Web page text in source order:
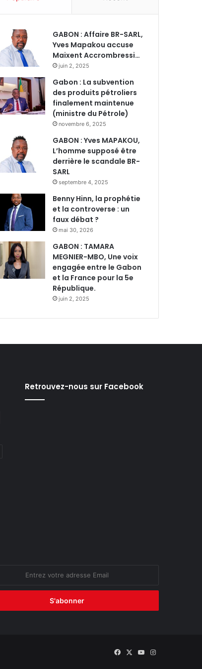
GABON : Affaire BR-SARL,
Yves Mapakou accuse
Maixent Accrombressi…
juin 2, 2025
Gabon : La subvention
des produits pétroliers
finalement maintenue
(ministre du Pétrole)
novembre 6, 2025
GABON : Yves MAPAKOU,
L’homme supposé être
derrière le scandale BR-
SARL
septembre 4, 2025
Benny Hinn, la prophétie
et la controverse : un
faux débat ?
mai 30, 2026
GABON : TAMARA
MEGNIER-MBO, Une voix
engagée entre le Gabon
et la France pour la 5e
République.
juin 2, 2025
Retrouvez-nous sur Facebook
Facebook
X YouTubeInstagram